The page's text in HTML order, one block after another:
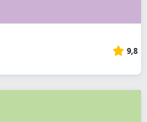
9,8